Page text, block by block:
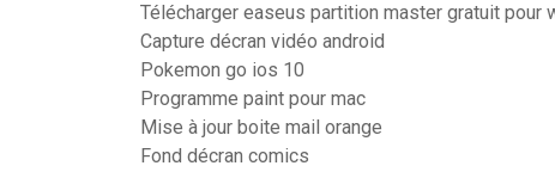
Télécharger easeus partition master gratuit pour
Capture décran vidéo android
Pokemon go ios 10
Programme paint pour mac
Mise à jour boite mail orange
Fond décran comics